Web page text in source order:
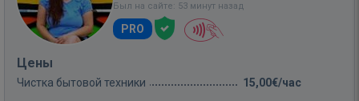
Был на сайте: 53 минут назад
PRO
Цены
Чистка бытовой техники 15,00€/час